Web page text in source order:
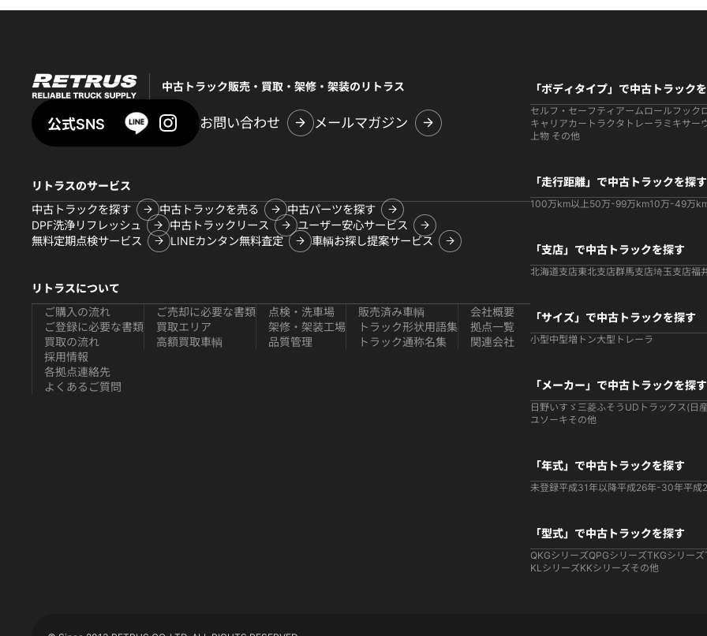
中古トラック販売・買取・架修・架装のリトラス
公式SNS お問い合わせ メールマガジン
リトラスのサービス
中古トラックを探す
中古トラックを売る
中古パーツを探す
DPF洗浄リフレッシュ
中古トラックリース
ユーザー安心サービス
無料定期点検サービス
LINEカンタン無料査定 車輌お探し提案サービス
リトラスについて
ご購入の流れ
ご登録に必要な書類
買取の流れ
ご売却に必要な書類
買取エリア
高額買取車輌
点検・洗車場
架修・架装工場
品質管理
販売済み車輌
トラック形状用語集
トラック通称名集
会社概要
拠点一覧
関連会社
採用情報
各拠点連絡先
よくあるご質問
「ボディタイプ」で中古トラック
セルフ・セーフティ アームロールフック
キャリアカー トラクタ トレーラ ミキサー
上物 その他
「走行距離」で中古トラックを探す
100万km以上50万-99万km10万-49万
「支店」で中古トラックを探す
北海道支店東北支店群馬支店埼玉支店福
「サイズ」で中古トラックを探す
小型中型増トン大型 トレーラ
「メーカー」で中古トラックを探す
日野いすゞ 三菱ふそう UDトラックス(日
ユソーキその他
「年式」で中古トラックを探す
未登録平成31年以降平成26年-30年平成
「型式」で中古トラックを探す
QKGシリーズQPGシリーズTKGシリーズ
KLシリーズKKシリーズその他